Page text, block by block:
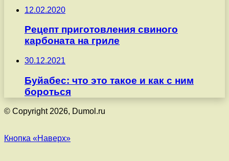
12.02.2020
Рецепт приготовления свиного
карбоната на гриле
30.12.2021
Буйабес: что это такое и как с ним
бороться
© Copyright 2026, Dumol.ru
Кнопка «Наверх»